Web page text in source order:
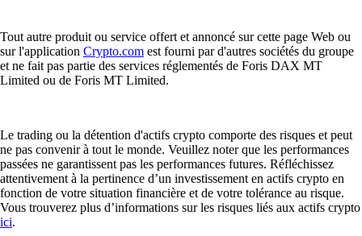
Tout autre produit ou service offert et annoncé sur cette page Web ou
sur l'application Crypto.com est fourni par d'autres sociétés du groupe
et ne fait pas partie des services réglementés de Foris DAX MT
Limited ou de Foris MT Limited.
Le trading ou la détention d'actifs crypto comporte des risques et peut
ne pas convenir à tout le monde. Veuillez noter que les performances
passées ne garantissent pas les performances futures. Réfléchissez
attentivement à la pertinence d’un investissement en actifs crypto en
fonction de votre situation financière et de votre tolérance au risque.
Vous trouverez plus d’informations sur les risques liés aux actifs crypto
ici.